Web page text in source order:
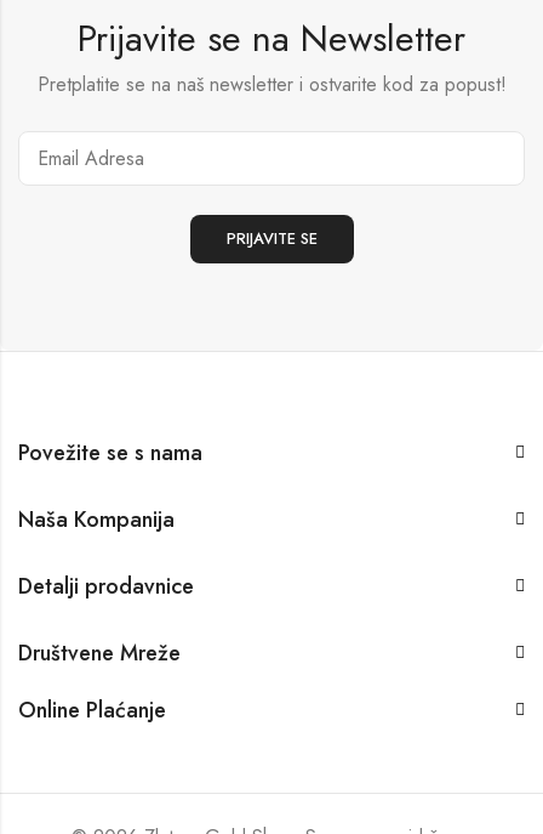
Prijavite se na Newsletter
Pretplatite se na naš newsletter i ostvarite kod za popust!
Povežite se s nama
Naša Kompanija
Detalji prodavnice
Društvene Mreže
Online Plaćanje